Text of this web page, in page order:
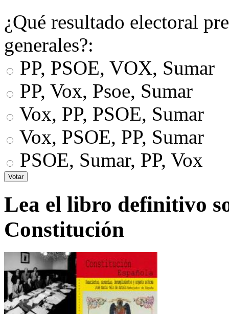
¿Qué resultado electoral
generales?:
PP, PSOE, VOX, Sumar
PP, Vox, Psoe, Sumar
Vox, PP, PSOE, Sumar
Vox, PSOE, PP, Sumar
PSOE, Sumar, PP, Vox
Lea el libro definitivo
Constitución